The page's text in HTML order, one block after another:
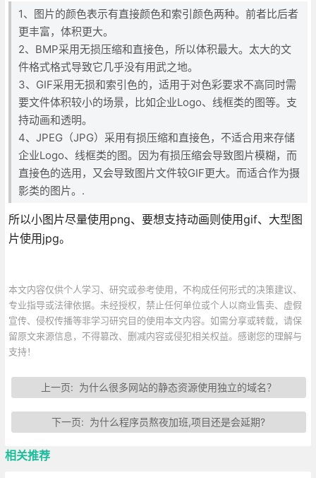
1、图片的颜色表示有直接颜色和索引颜色两种。前者比后者
更丰富，体积更大。
2、BMP采用无损压缩和直接色，所以体积最大。太大的文
件格式格式导致它几乎没有用武之地。
3、GIF采用无损和索引色的，适用于对色彩要求不高同时需
要文件体积较小的场景，比如企业Logo、线框类的图等。支
持动画和透明。
4、JPEG（JPG）采用有损压缩和直接色，不适合用来存储
企业Logo、线框类的图。因为有损压缩会导致图片模糊，而
直接色的选用，又会导致图片文件较GIF更大。而适合作为摄
影类的图片。.
所以小图片尽量使用png、要想支持动画则使用gif、大型图
片使用jpg。
本文内容仅供个人学习、研究或参考使用，不构成任何形式的决策建议、
专业指导或法律依据。未经授权，禁止任何单位或个人以商业售卖、虚假
宣传、侵权传播等非学习研究目的使用本文内容。如需分享或转载，请保
留原文来源信息，不得篡改、删减内容或侵犯相关权益。感谢您的理解与
支持！
上一页: 为什么很多网站的静态资源使用独立的域名？
下一页: 为什么程序员熬夜加班,项目还是会延期?
相关推荐